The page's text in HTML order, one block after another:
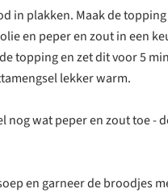
in plakken. Maak de
en peper en zout in een
topping en zet dit voor 5
lekker warm.
nog wat peper en zout toe -
en garneer de broodjes